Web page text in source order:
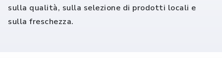
sulla qualità, sulla selezione di prodotti locali e
sulla freschezza.